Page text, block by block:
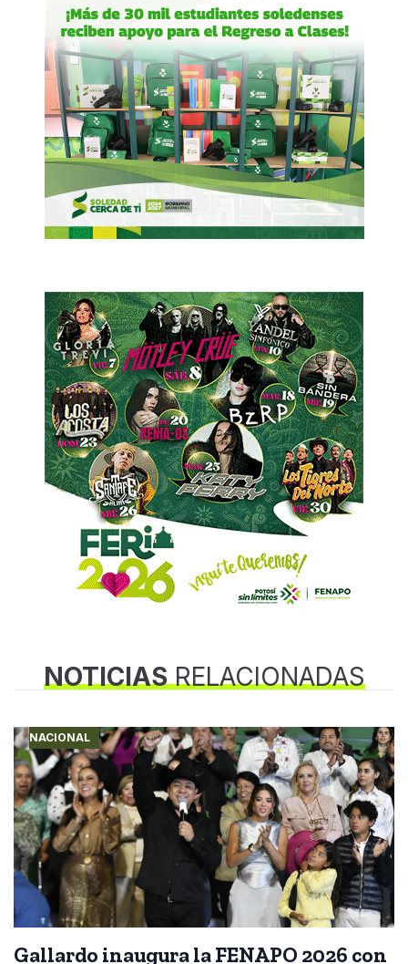
NOTICIASRELACIONADAS
NACIONAL
Gallardo inaugura la FENAPO 2026 con